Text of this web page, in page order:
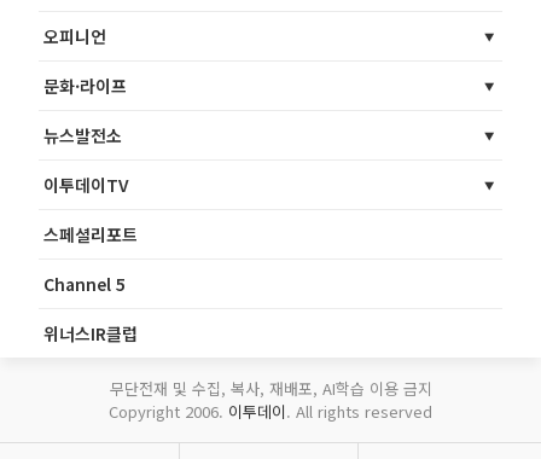
오피니언
문화·라이프
뉴스발전소
이투데이TV
스페셜리포트
Channel 5
위너스IR클럽
무단전재 및 수집, 복사, 재배포, AI학습 이용 금지
Copyright 2006. 이투데이. All rights reserved